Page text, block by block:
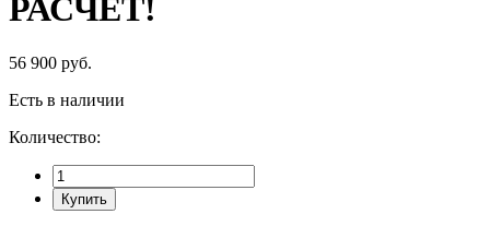
РАСЧЕТ!
56 900 руб.
Есть в наличии
Количество:
Купить